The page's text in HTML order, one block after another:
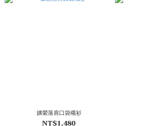
嫘縈落肩口袋襯衫
NT$1,480